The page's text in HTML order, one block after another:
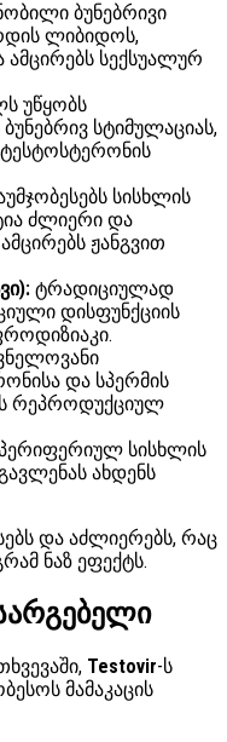
ბუნებრივი
ლიბიდოს,
ამცირებს სექსუალურ
უწყობს
სტიმულაციას,
სისხლის
ძლიერი და
ჟანგვით
ტრადიციულად
დისფუნქციის
და სპერმის
რეპროდუქციულ
სისხლის
ახდენს
და აძლიერებს, რაც
ნაზ ეფექტს.
Testovir-ს
მამაკაცის